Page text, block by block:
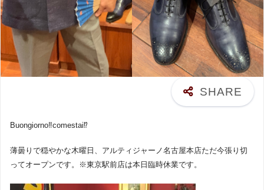
Buongiorno‼︎comestai⁉︎
薄曇りで穏やかな木曜日、アルティジャーノ名古屋本店ただ今張り切
ってオープンです。※東京駅前店は本日臨時休業です。